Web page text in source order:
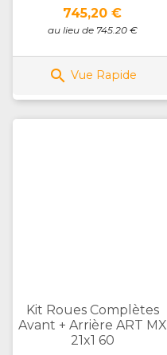
Prix
745,20 €
au lieu de 745.20 €
 Vue Rapide
Kit Roues Complètes
Avant + Arrière ART MX
21x1 60